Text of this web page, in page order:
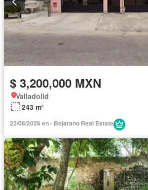
$ 3,200,000 MXN
Valladolid
243 m²
22/06/2026 en - Bejarano Real Estate